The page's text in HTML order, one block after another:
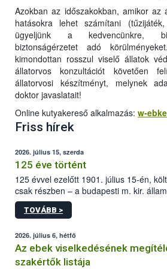
Azokban az időszakokban, amikor az
hatásokra lehet számítani
ügyeljünk a kedvencünkre,
biztonságérzetet adó
kimondottan rosszul viselő állatok
állatorvos konzultációt követően
állatorvosi készítményt, melynek
doktor javaslatait!
Online kutyakereső alkalmazás: w-
Friss hírek
2026. július 15, szerda
125 éve történt
125 évvel ezelőtt 1901. július 15-én,
csak részben – a budapesti m. kir.
állomás a Kis Rókus utca 15. szám
tervezett új épületébe.
TOVÁBB >
2026. július 6, hétfő
Az ebek viselkedésének
szakértők listája